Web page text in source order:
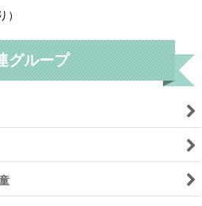
グループ